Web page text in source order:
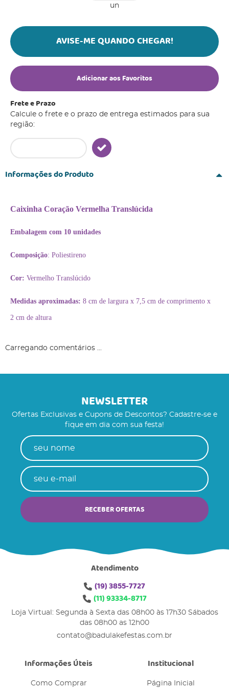
un
AVISE-ME QUANDO CHEGAR!
Adicionar aos Favoritos
Frete e Prazo
Calcule o frete e o prazo de entrega estimados para sua
região:
Informações do Produto
Caixinha Coração Vermelha Translúcida
Embalagem com 10 unidades
Composição: Poliestireno
Cor: Vermelho Translúcido
Medidas aproximadas: 8 cm de largura x 7,5 cm de comprimento x
2 cm de altura
Carregando comentários ...
NEWSLETTER
Ofertas Exclusivas e Cupons de Descontos? Cadastre-se e
fique em dia com sua festa!
RECEBER OFERTAS
Atendimento
(19)3855-7727
(11)93334-8717
Loja Virtual: Segunda à Sexta das 08h00 às 17h30 Sábados
das 08h00 as 12h00
contato@badulakefestas.com.br
Informações Úteis
Como Comprar
Institucional
Página Inicial